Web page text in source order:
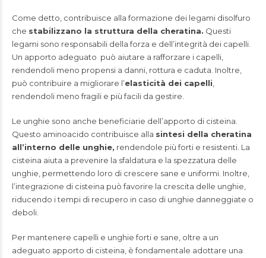
Come detto, contribuisce alla formazione dei legami disolfuro
che stabilizzano la struttura della cheratina. Questi
legami sono responsabili della forza e dell’integrità dei capelli.
Un apporto adeguato può aiutare a rafforzare i capelli,
rendendoli meno propensi a danni, rottura e caduta. Inoltre,
può contribuire a migliorare l’elasticità dei capelli
rendendoli meno fragili e più facili da gestire.
Le unghie sono anche beneficiarie dell’apporto di cisteina.
Questo aminoacido contribuisce alla sintesi della cheratina
all’interno delle unghie, rendendole più forti e resistenti. La
cisteina aiuta a prevenire la sfaldatura e la spezzatura delle
unghie, permettendo loro di crescere sane e uniformi. Inoltre,
l’integrazione di cisteina può favorire la crescita delle unghie,
riducendo i tempi di recupero in caso di unghie danneggiate o
deboli.
Per mantenere capelli e unghie forti e sane, oltre a un
adeguato apporto di cisteina, è fondamentale adottare una